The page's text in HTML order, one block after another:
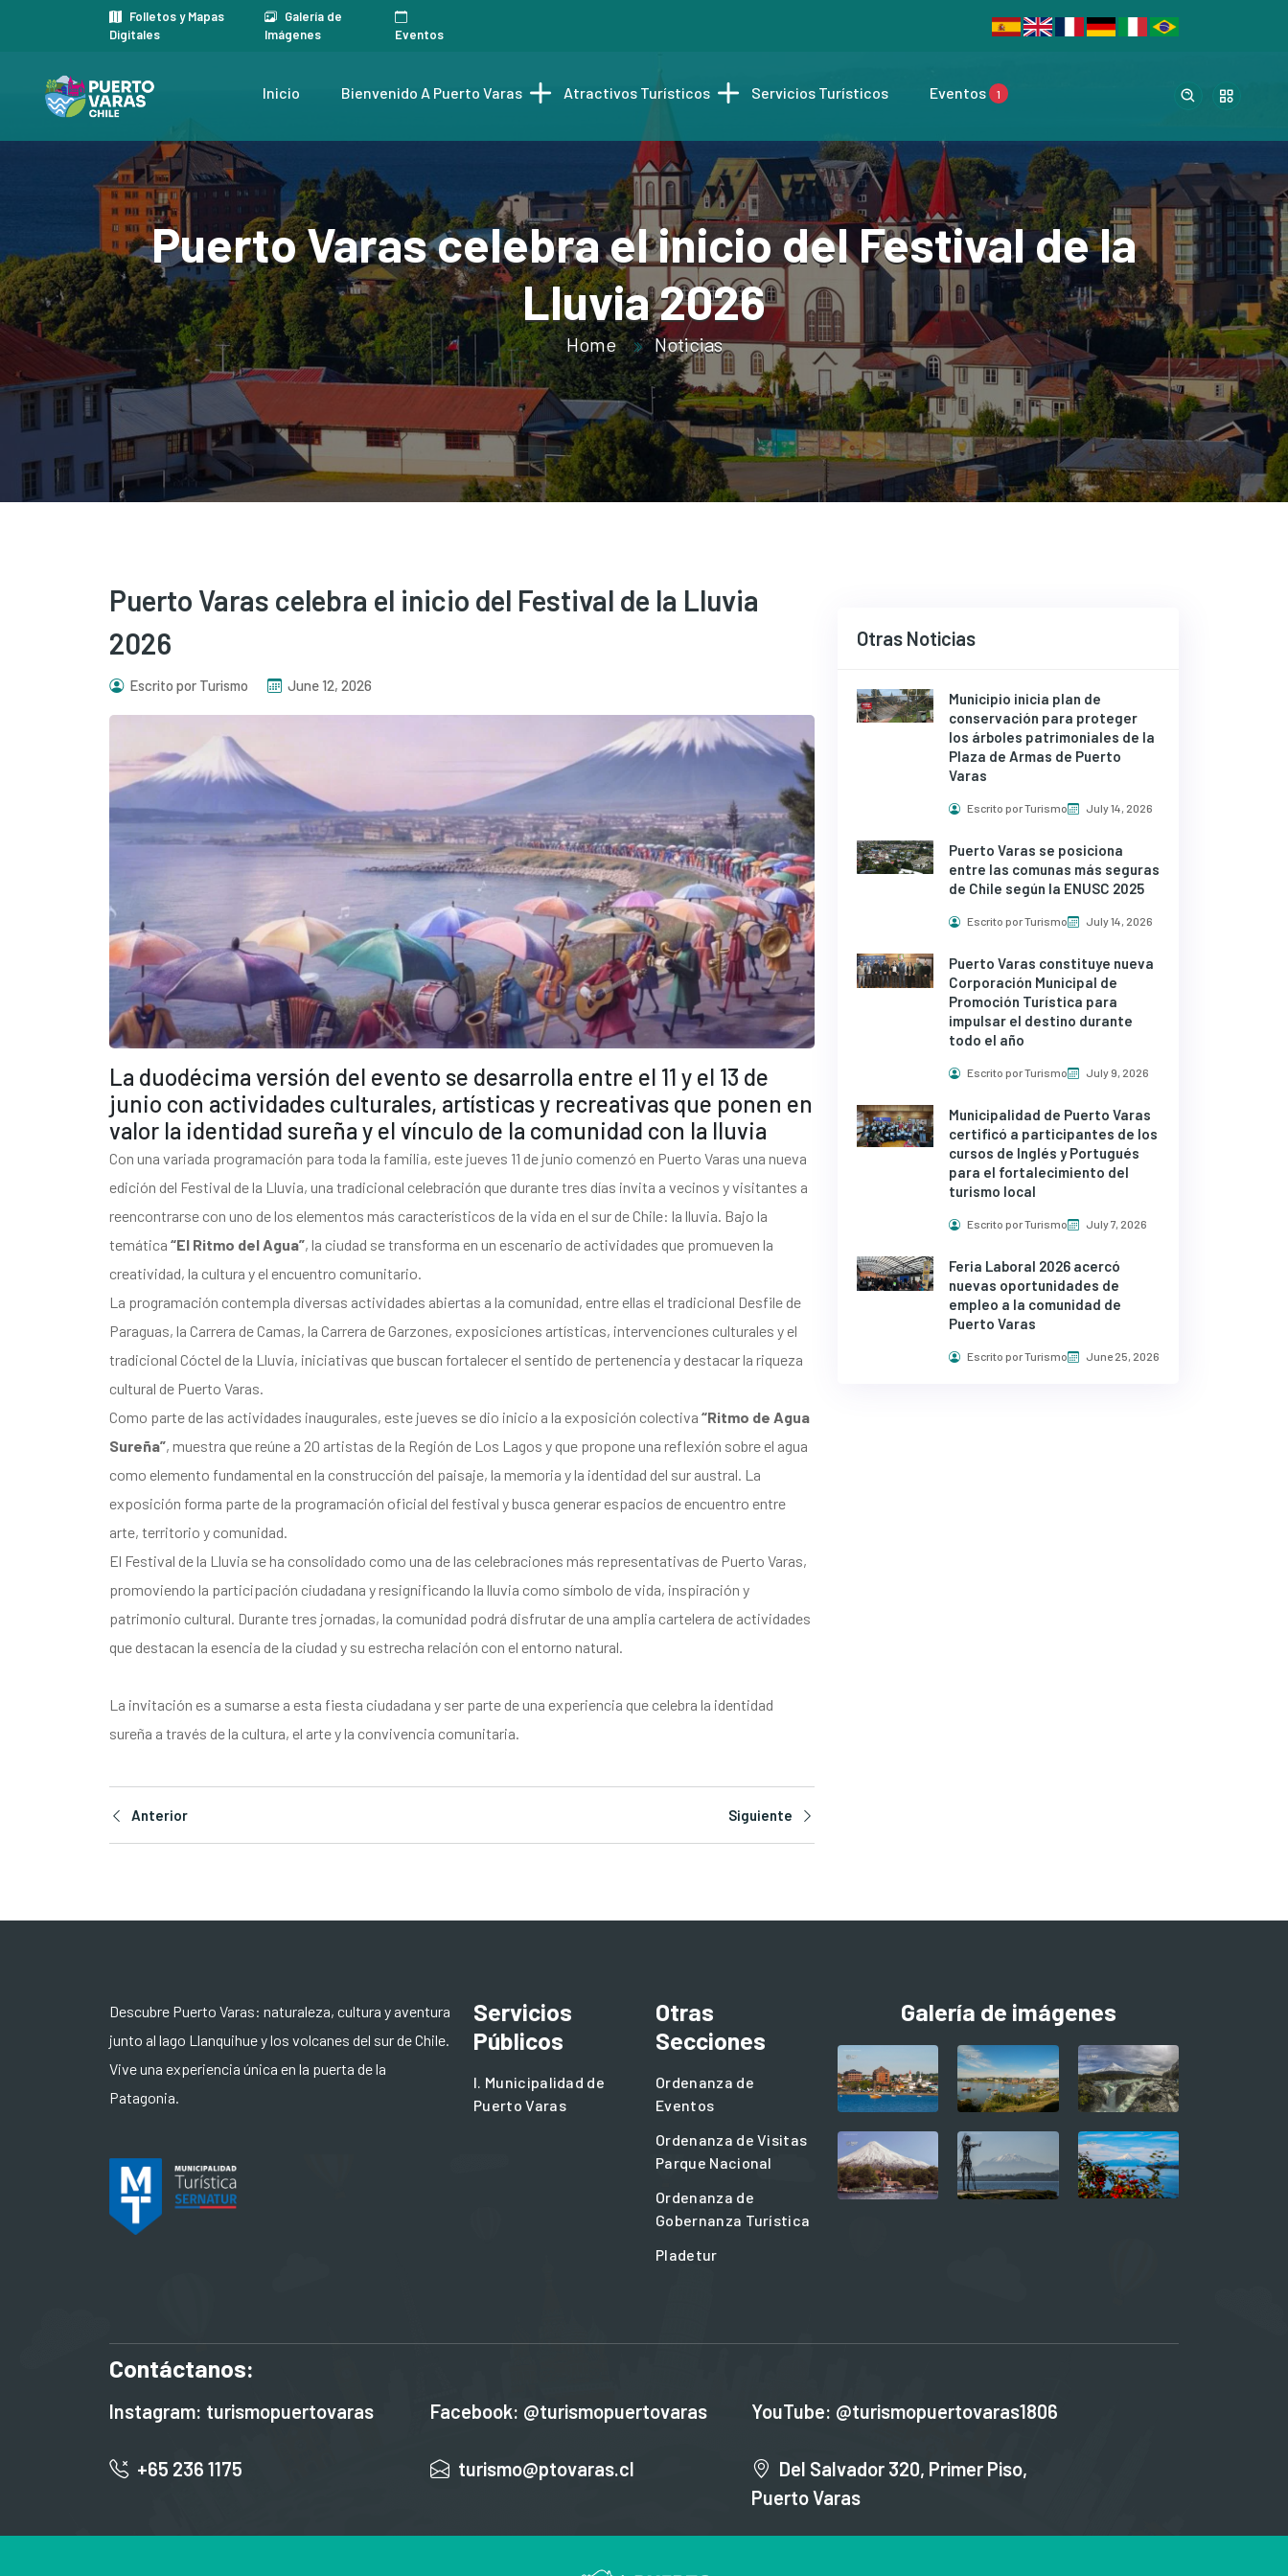
Folletos y Mapas
Digitales
Galería de
Imágenes
Eventos
Inicio Bienvenido A Puerto Varas Atractivos Turísticos Servicios Turísticos Eventos 1
Puerto Varas celebra el inicio del Festival de la
Lluvia 2026
Home Noticias
Puerto Varas celebra el inicio del Festival de la Lluvia
2026
Escrito por Turismo June 12, 2026
La duodécima versión del evento se desarrolla entre el 11 y el 13 de
junio con actividades culturales, artísticas y recreativas que ponen en
valor la identidad sureña y el vínculo de la comunidad con la lluvia
Con una variada programación para toda la familia, este jueves 11 de junio comenzó en Puerto Varas una nueva
edición del Festival de la Lluvia, una tradicional celebración que durante tres días invita a vecinos y visitantes a
reencontrarse con uno de los elementos más característicos de la vida en el sur de Chile: la lluvia. Bajo la
temática “El Ritmo del Agua”, la ciudad se transforma en un escenario de actividades que promueven la
creatividad, la cultura y el encuentro comunitario.
La programación contempla diversas actividades abiertas a la comunidad, entre ellas el tradicional Desfile de
Paraguas, la Carrera de Camas, la Carrera de Garzones, exposiciones artísticas, intervenciones culturales y el
tradicional Cóctel de la Lluvia, iniciativas que buscan fortalecer el sentido de pertenencia y destacar la riqueza
cultural de Puerto Varas.
Como parte de las actividades inaugurales, este jueves se dio inicio a la exposición colectiva “Ritmo de Agua
Sureña”, muestra que reúne a 20 artistas de la Región de Los Lagos y que propone una reflexión sobre el agua
como elemento fundamental en la construcción del paisaje, la memoria y la identidad del sur austral. La
exposición forma parte de la programación oficial del festival y busca generar espacios de encuentro entre
arte, territorio y comunidad.
El Festival de la Lluvia se ha consolidado como una de las celebraciones más representativas de Puerto Varas,
promoviendo la participación ciudadana y resignificando la lluvia como símbolo de vida, inspiración y
patrimonio cultural. Durante tres jornadas, la comunidad podrá disfrutar de una amplia cartelera de actividades
que destacan la esencia de la ciudad y su estrecha relación con el entorno natural.
La invitación es a sumarse a esta fiesta ciudadana y ser parte de una experiencia que celebra la identidad
sureña a través de la cultura, el arte y la convivencia comunitaria.
Anterior Siguiente
Otras Noticias
Municipio inicia plan de
conservación para proteger
los árboles patrimoniales de la
Plaza de Armas de Puerto
Varas
Escrito por Turismo July 14, 2026
Puerto Varas se posiciona
entre las comunas más seguras
de Chile según la ENUSC 2025
Escrito por Turismo July 14, 2026
Puerto Varas constituye nueva
Corporación Municipal de
Promoción Turística para
impulsar el destino durante
todo el año
Escrito por Turismo July 9, 2026
Municipalidad de Puerto Varas
certificó a participantes de los
cursos de Inglés y Portugués
para el fortalecimiento del
turismo local
Escrito por Turismo July 7, 2026
Feria Laboral 2026 acercó
nuevas oportunidades de
empleo a la comunidad de
Puerto Varas
Escrito por Turismo June 25, 2026
Descubre Puerto Varas: naturaleza, cultura y aventura
junto al lago Llanquihue y los volcanes del sur de Chile.
Vive una experiencia única en la puerta de la
Patagonia.
Servicios
Públicos
I. Municipalidad de
Puerto Varas
Otras
Secciones
Ordenanza de
Eventos
Ordenanza de Visitas
Parque Nacional
Ordenanza de
Gobernanza Turística
Pladetur
Galería de imágenes
Contáctanos:
Instagram: turismopuertovaras Facebook: @turismopuertovaras YouTube: @turismopuertovaras1806
+65 236 1175 turismo@ptovaras.cl
Del Salvador 320, Primer Piso,
Puerto Varas